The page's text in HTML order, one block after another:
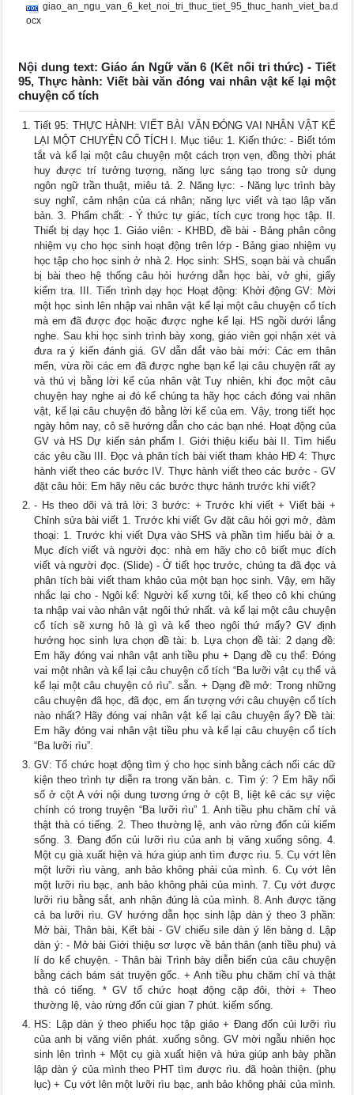
giao_an_ngu_van_6_ket_noi_tri_thuc_tiet_95_thuc_hanh_viet_ba.d
ocx
Nội dung text: Giáo án Ngữ văn 6 (Kết nối tri thức) - Tiết
95, Thực hành: Viết bài văn đóng vai nhân vật kể lại một
chuyện cổ tích
Tiết 95: THỰC HÀNH: VIẾT BÀI VĂN ĐÓNG VAI NHÂN VẬT KỂ
LẠI MỘT CHUYỆN CỔ TÍCH I. Mục tiêu: 1. Kiến thức: - Biết tóm
tắt và kể lại một câu chuyện một cách trọn vẹn, đồng thời phát
huy được trí tưởng tượng, năng lực sáng tạo trong sử dụng
ngôn ngữ trần thuật, miêu tả. 2. Năng lực: - Năng lực trình bày
suy nghĩ, cảm nhận của cá nhân; năng lực viết và tạo lập văn
bản. 3. Phẩm chất: - Ý thức tự giác, tích cực trong học tập. II.
Thiết bị dạy học 1. Giáo viên: - KHBD, đề bài - Bảng phân công
nhiệm vụ cho học sinh hoạt động trên lớp - Bảng giao nhiệm vụ
học tập cho học sinh ở nhà 2. Học sinh: SHS, soạn bài và chuẩn
bị bài theo hệ thống câu hỏi hướng dẫn học bài, vở ghi, giấy
kiểm tra. III. Tiến trình dạy học Hoạt động: Khởi động GV: Mời
một học sinh lên nhập vai nhân vật kể lại một câu chuyện cổ tích
mà em đã được đọc hoặc được nghe kể lại. HS ngồi dưới lắng
nghe. Sau khi học sinh trình bày xong, giáo viên gọi nhận xét và
đưa ra ý kiến đánh giá. GV dẫn dắt vào bài mới: Các em thân
mến, vừa rồi các em đã được nghe bạn kể lại câu chuyện rất ay
và thú vị bằng lời kể của nhân vật Tuy nhiên, khi đọc một câu
chuyện hay nghe ai đó kể chúng ta hãy học cách đóng vai nhân
vật, kể lại câu chuyện đó bằng lời kể của em. Vậy, trong tiết học
ngày hôm nay, cô sẽ hướng dẫn cho các bạn nhé. Hoạt động của
GV và HS Dự kiến sản phẩm I. Giới thiệu kiểu bài II. Tìm hiểu
các yêu cầu III. Đọc và phân tích bài viết tham khảo HĐ 4: Thực
hành viết theo các bước IV. Thực hành viết theo các bước - GV
đặt câu hỏi: Em hãy nêu các bước thực hành trước khi viết?
- Hs theo dõi và trả lời: 3 bước: + Trước khi viết + Viết bài +
Chỉnh sửa bài viết 1. Trước khi viết Gv đặt câu hỏi gợi mở, đàm
thoại: 1. Trước khi viết Dựa vào SHS và phần tìm hiểu bài ở a.
Mục đích viết và người đọc: nhà em hãy cho cô biết mục đích
viết và người đọc. (Slide) - Ở tiết học trước, chúng ta đã đọc và
phân tích bài viết tham khảo của một bạn học sinh. Vậy, em hãy
nhắc lại cho - Ngôi kể: Người kể xưng tôi, kể theo cô khi chúng
ta nhập vai vào nhân vật ngôi thứ nhất. và kể lại một câu chuyện
cổ tích sẽ xưng hô là gì và kể theo ngôi thứ mấy? GV định
hướng học sinh lựa chọn đề tài: b. Lựa chọn đề tài: 2 dạng đề:
Em hãy đóng vai nhân vật anh tiều phu + Dạng đề cụ thể: Đóng
vai một nhân và kể lại câu chuyện cổ tích “Ba lưỡi vật cụ thể và
kể lại một câu chuyện có rìu”. sẵn. + Dạng đề mở: Trong những
câu chuyện đã học, đã đọc, em ấn tượng với câu chuyện cổ tích
nào nhất? Hãy đóng vai nhân vật kể lại câu chuyện ấy? Đề tài:
Em hãy đóng vai nhân vật tiều phu và kể lại câu chuyện cổ tích
“Ba lưỡi rìu”.
GV: Tổ chức hoạt động tìm ý cho học sinh bằng cách nối các dữ
kiện theo trình tự diễn ra trong văn bản. c. Tìm ý: ? Em hãy nối
số ở cột A với nội dung tương ứng ở cột B, liệt kê các sự việc
chính có trong truyện “Ba lưỡi rìu” 1. Anh tiều phu chăm chỉ và
thật thà có tiếng. 2. Theo thường lệ, anh vào rừng đốn củi kiếm
sống. 3. Đang đốn củi lưỡi rìu của anh bị văng xuống sông. 4.
Một cụ già xuất hiện và hứa giúp anh tìm được rìu. 5. Cụ vớt lên
một lưỡi rìu vàng, anh bảo không phải của mình. 6. Cụ vớt lên
một lưỡi rìu bạc, anh bảo không phải của mình. 7. Cụ vớt được
lưỡi rìu bằng sắt, anh nhận đúng là của mình. 8. Anh được tặng
cả ba lưỡi rìu. GV hướng dẫn học sinh lập dàn ý theo 3 phần:
Mở bài, Thân bài, Kết bài - GV chiếu sile dàn ý lên bảng d. Lập
dàn ý: - Mở bài Giới thiệu sơ lược về bản thân (anh tiều phu) và
lí do kể chuyện. - Thân bài Trình bày diễn biến của câu chuyện
bằng cách bám sát truyện gốc. + Anh tiều phu chăm chỉ và thật
thà có tiếng. * GV tổ chức hoạt động cặp đôi, thời + Theo
thường lệ, vào rừng đốn củi gian 7 phút. kiếm sống.
HS: Lập dàn ý theo phiếu học tập giáo + Đang đốn củi lưỡi rìu
của anh bị văng viên phát. xuống sông. GV mời ngẫu nhiên học
sinh lên trình + Một cụ già xuất hiện và hứa giúp anh bày phần
lập dàn ý của mình theo PHT tìm được rìu. đã hoàn thiện. (phụ
lục) + Cụ vớt lên một lưỡi rìu bạc, anh bảo không phải của mình.